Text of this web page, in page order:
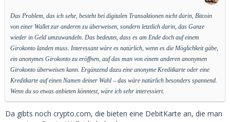
Das Problem, das ich sehe, besteht bei digitalen Transaktionen nicht darin, Bitcoin
von einer Wallet zur anderen zu überweisen, sondern letztlich darin, das Ganze
wieder in Geld umzuwandeln. Das bedeutet, dass es am Ende doch auf einem
Girokonto landen muss. Interessant wäre es natürlich, wenn es die Möglichkeit gäbe,
ein anonymes Girokonto zu eröffnen, auf das man von einem anderen anonymen
Girokonto überweisen kann. Ergänzend dazu eine anonyme Kreditkarte oder eine
Kreditkarte auf einen Namen deiner Wahl – das wäre natürlich besonders spannend.
Wenn du so etwas anbieten könntest, wäre ich sehr interessiert.
Da gibts noch crypto.com, die bieten eine DebitKarte an, die man